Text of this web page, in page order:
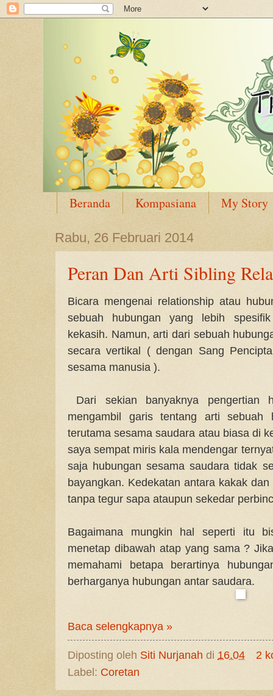
Beranda Kompasiana My Story
Rabu, 26 Februari 2014
Peran Dan Arti Sibling
Bicara mengenai relationship atau
sebuah hubungan yang lebih
kekasih. Namun, arti dari sebuah
secara vertikal ( dengan Sang
sesama manusia ).
Dari sekian banyaknya pengertian
mengambil garis tentang arti sebuah
terutama sesama saudara atau biasa di
saya sempat miris kala mendengar
saja hubungan sesama saudara tidak
bayangkan. Kedekatan antara kakak
tanpa tegur sapa ataupun sekedar
Bagaimana mungkin hal seperti itu
menetap dibawah atap yang sama ?
memahami betapa berartinya
berharganya hubungan antar saudara.
Baca selengkapnya »
Diposting oleh Siti Nurjanah di 16.04
2
Label: Coretan